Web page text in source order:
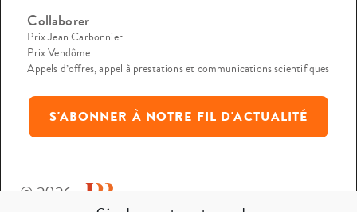
Collaborer
Prix Jean Carbonnier
Prix Vendôme
Appels d’offres, appel à prestations et communications scientifiques
S'ABONNER À NOTRE FIL D'ACTUALITÉ
© 2026